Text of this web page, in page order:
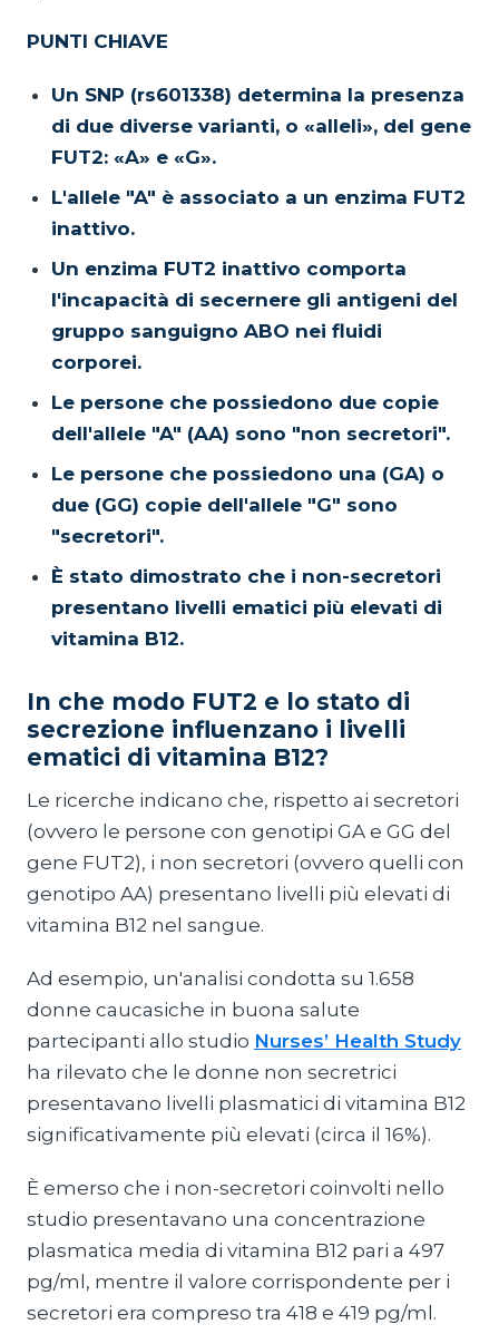
PUNTI CHIAVE
Un SNP (rs601338) determina la presenza
di due diverse varianti, o «alleli», del gene
FUT2: «A» e «G».
L'allele "A" è associato a un enzima FUT2
inattivo.
Un enzima FUT2 inattivo comporta
l'incapacità di secernere gli antigeni del
gruppo sanguigno ABO nei fluidi
corporei.
Le persone che possiedono due copie
dell'allele "A" (AA) sono "non secretori".
Le persone che possiedono una (GA) o
due (GG) copie dell'allele "G" sono
"secretori".
È stato dimostrato che i non-secretori
presentano livelli ematici più elevati di
vitamina B12.
In che modo FUT2 e lo stato di
secrezione influenzano i livelli
ematici di vitamina B12?
Le ricerche indicano che, rispetto ai secretori
(ovvero le persone con genotipi GA e GG del
gene FUT2), i non secretori (ovvero quelli con
genotipo AA) presentano livelli più elevati di
vitamina B12 nel sangue.
Ad esempio, un'analisi condotta su 1.658
donne caucasiche in buona salute
partecipanti allo studio Nurses’ Health Study
ha rilevato che le donne non secretrici
presentavano livelli plasmatici di vitamina B12
significativamente più elevati (circa il 16%).
È emerso che i non-secretori coinvolti nello
studio presentavano una concentrazione
plasmatica media di vitamina B12 pari a 497
pg/ml, mentre il valore corrispondente per i
secretori era compreso tra 418 e 419 pg/ml.